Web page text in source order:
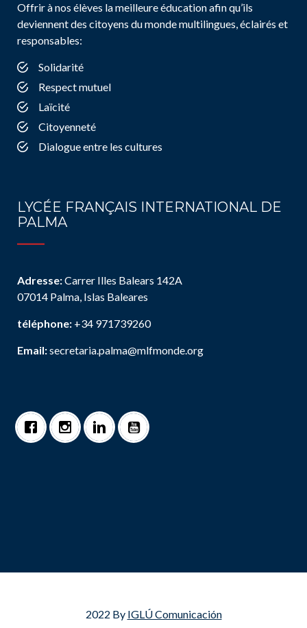
Offrir à nos élèves la meilleure éducation afin qu’ils
deviennent des citoyens du monde multilingues, éclairés et
responsables:
Solidarité
Respect mutuel
Laïcité
Citoyenneté
Dialogue entre les cultures
LYCÉE FRANÇAIS INTERNATIONAL DE
PALMA
Adresse:Carrer Illes Balears 142A
07014 Palma, Islas Baleares
téléphone: +34 971739260
Email:secretaria.palma@mlfmonde.org
2022 By IGLÚ Comunicación